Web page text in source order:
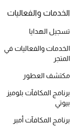
تسوقوا جميع الهدايا
بطاقة الهدايا الإلكترونية
هدايا حسب المرسل إليه
الخدمات والفعاليات
تسجيل الهدايا
الخدمات والفعاليات في
المتجر
مكتشف العطور
برنامج المكافآت بلوميز
بيوتي
برنامج المكافآت أمبر